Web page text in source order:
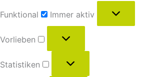
Funktional
Immer aktiv
Vorlieben
Statistiken